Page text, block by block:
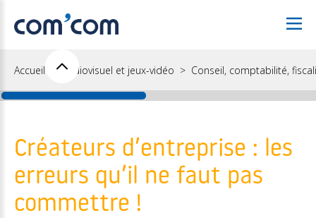
Accueil Audiovisuel et jeux-vidéo Conseil, comptabilité,
Créateurs d’entreprise : les
erreurs qu’il ne faut pas
commettre !